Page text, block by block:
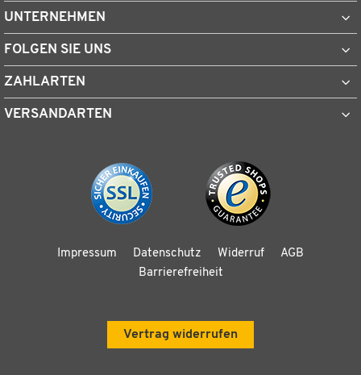
UNTERNEHMEN
FOLGEN SIE UNS
ZAHLARTEN
VERSANDARTEN
Impressum Datenschutz Widerruf
AGB
Barrierefreiheit
Vertrag widerrufen